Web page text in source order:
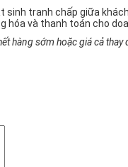
sinh tranh chấp giữa
hóa và thanh toán cho
hàng sớm hoặc giá cả